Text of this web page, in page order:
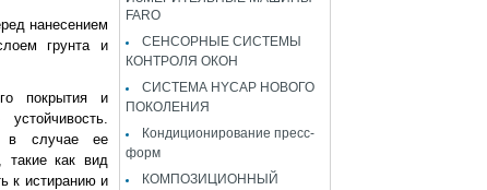
нанесением
грунта и
покрытия и
в случае ее
такие как вид
к истиранию и
FARO
СЕНСОРНЫЕ СИСТЕМЫ
КОНТРОЛЯ ОКОН
СИСТЕМА HYCAP НОВОГО
ПОКОЛЕНИЯ
Кондиционирование пресс-
форм
КОМПОЗИЦИОННЫЙ